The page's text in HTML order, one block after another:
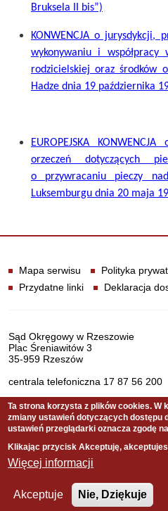
Bruksela II bis”)
KONWENCJA o jurysdykcji,
wykonywaniu i współpracy
rodzicielskiej oraz środków
Hadze dnia 19 października
EUROPEJSKA
orzeczeń dotyczących
o przywracaniu pieczy
Luksemburgu dnia 20 maja
Mapa serwisu Polityka
Przydatne linki
Deklaracja
Dane teleadresowe
Sąd Okręgowy w Rzeszowie
Plac Śreniawitów 3
35-959 Rzeszów
centrala telefoniczna 17 87 56 200
Serwis pełni funkcję strony
Sądu Okręgowego w Rzeszowie
Copyright © 2021 Sąd Okręgowy w
Ta strona korzysta z plików cookies. W
zmiany ustawień dotyczących dostępu
ustawień przeglądarki oznacza zgodę
Klikając przycisk Akceptuję,
Więcej informacji
Akceptuje Nie, Dziękuje